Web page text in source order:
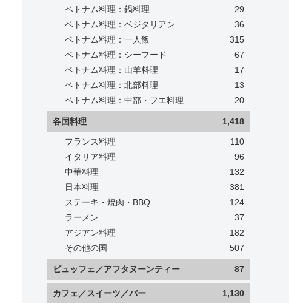
ベトナム料理：鍋料理
29
ベトナム料理：ベジタリアン
36
ベトナム料理：一人飯
315
ベトナム料理：シーフード
67
ベトナム料理：山羊料理
17
ベトナム料理：北部料理
13
ベトナム料理：中部・フエ料理
20
各国料理 1,418
フランス料理
110
イタリア料理
96
中華料理
132
日本料理
381
ステーキ・焼肉・BBQ
124
ラーメン
37
アジアン料理
182
その他の国
507
ビュッフェ／アフタヌーンティー 87
カフェ／スイーツ／バー 1,130